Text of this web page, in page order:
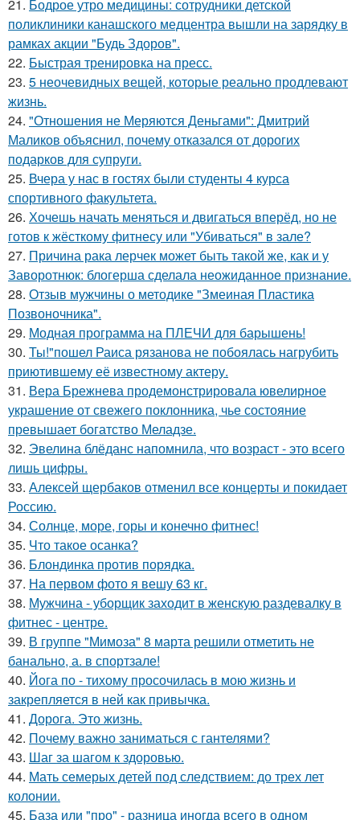
21. Бодрое утро медицины: сотрудники детской
поликлиники канашского медцентра вышли на зарядку в
рамках акции "Будь Здоров".
22. Быстрая тренировка на пресс.
23. 5 неочевидных вещей, которые реально продлевают
жизнь.
24. "Отношения не Меряются Деньгами": Дмитрий
Маликов объяснил, почему отказался от дорогих
подарков для супруги.
25. Вчера у нас в гостях были студенты 4 курса
спортивного факультета.
26. Хочешь начать меняться и двигаться вперёд, но не
готов к жёсткому фитнесу или "Убиваться" в зале?
27. Причина рака лерчек может быть такой же, как и у
Заворотнюк: блогерша сделала неожиданное признание.
28. Отзыв мужчины о методике "Змеиная Пластика
Позвоночника".
29. Модная программа на ПЛЕЧИ для барышень!
30. Ты!"пошел Раиса рязанова не побоялась нагрубить
приютившему её известному актеру.
31. Вера Брежнева продемонстрировала ювелирное
украшение от свежего поклонника, чье состояние
превышает богатство Меладзе.
32. Эвелина блёданс напомнила, что возраст - это всего
лишь цифры.
33. Алексей щербаков отменил все концерты и покидает
Россию.
34. Солнце, море, горы и конечно фитнес!
35. Что такое осанка?
36. Блондинка против порядка.
37. На первом фото я вешу 63 кг.
38. Мужчина - уборщик заходит в женскую раздевалку в
фитнес - центре.
39. В группе "Мимоза" 8 марта решили отметить не
банально, а. в спортзале!
40. Йога по - тихому просочилась в мою жизнь и
закрепляется в ней как привычка.
41. Дорога. Это жизнь.
42. Почему важно заниматься с гантелями?
43. Шаг за шагом к здоровью.
44. Мать семерых детей под следствием: до трех лет
колонии.
45. База или "про" - разница иногда всего в одном